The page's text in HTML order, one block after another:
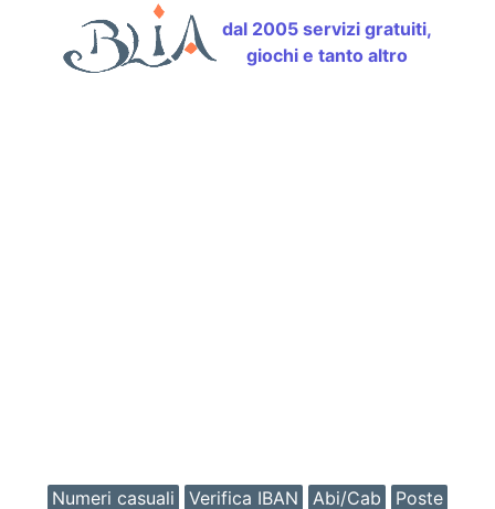
dal 2005 servizi gratuiti,
giochi e tanto altro
Numeri casuali Verifica IBAN Abi/Cab
Poste